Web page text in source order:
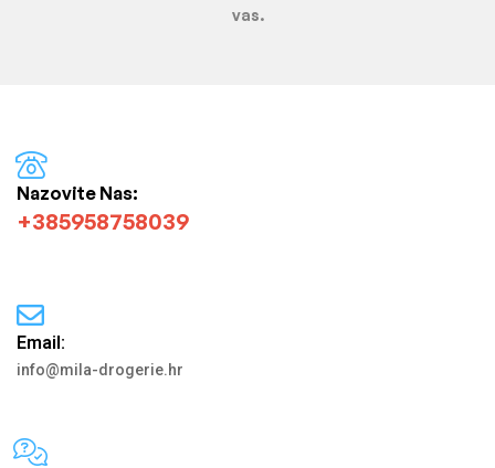
vas.
Nazovite Nas:
+385958758039
Email:
info@mila-drogerie.hr